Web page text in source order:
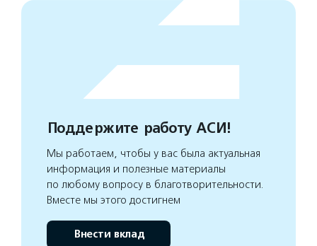
Поддержите работу АСИ!
Мы работаем, чтобы у вас была актуальная
информация и полезные материалы
по любому вопросу в благотворительности.
Вместе мы этого достигнем
Внести вклад